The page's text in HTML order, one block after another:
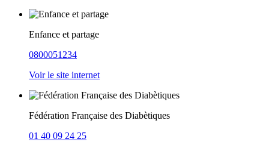
Enfance et partage
0800051234
Voir le site internet
Fédération Française des Diabètiques
01 40 09 24 25